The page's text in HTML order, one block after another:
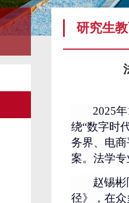
研究生
2025年
绕“数字时
务界、电
案。法学专
赵锡
径》，在